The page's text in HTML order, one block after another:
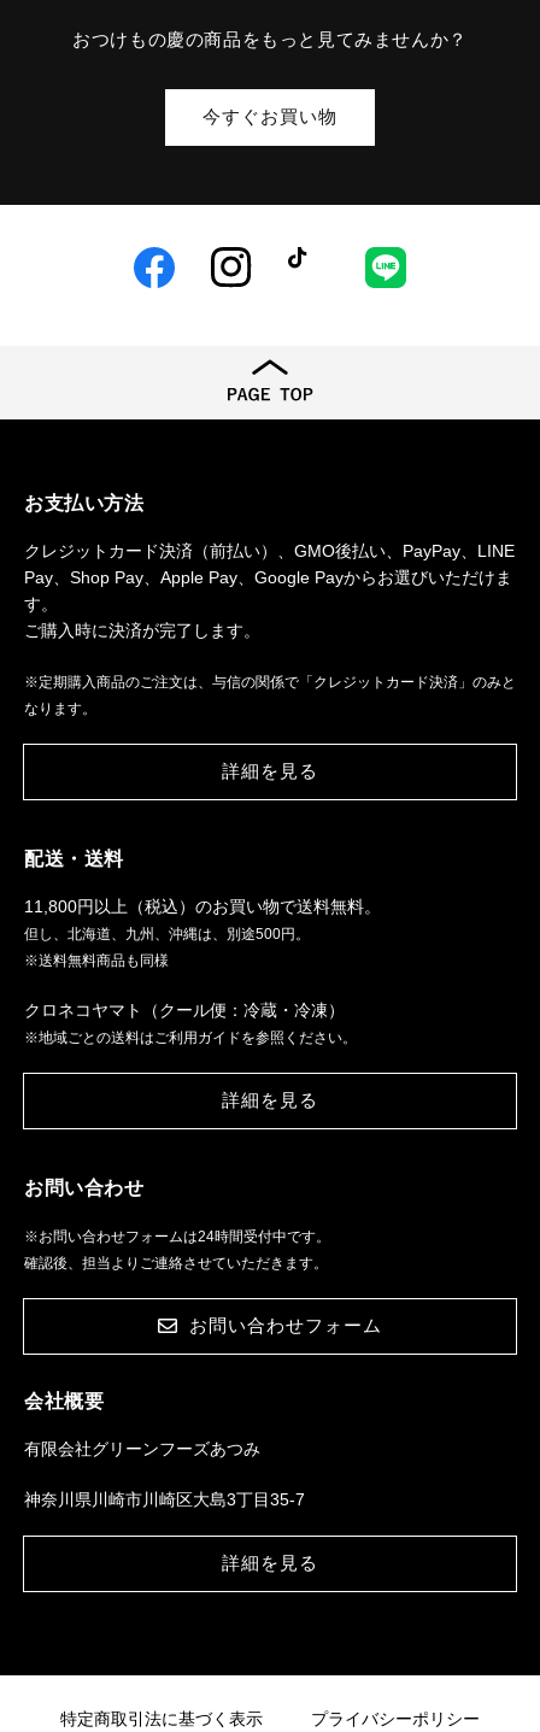
おつけもの慶の商品をもっと見てみませんか？
今すぐお買い物
FacebookInstagram LINE
お支払い方法
クレジットカード決済（前払い）、GMO後払い、PayPay、LINE
Pay、Shop Pay、Apple Pay、Google Payからお選びいただけま
す。
ご購入時に決済が完了します。
※定期購入商品のご注文は、与信の関係で「クレジットカード決済」のみと
なります。
詳細を見る
配送・送料
11,800円以上（税込）のお買い物で送料無料。
但し、北海道、九州、沖縄は、別途500円。
※送料無料商品も同様
クロネコヤマト（クール便：冷蔵・冷凍）
※地域ごとの送料はご利用ガイドを参照ください。
詳細を見る
お問い合わせ
※お問い合わせフォームは24時間受付中です。
確認後、担当よりご連絡させていただきます。
お問い合わせフォーム
会社概要
有限会社グリーンフーズあつみ
神奈川県川崎市川崎区大島3丁目35-7
詳細を見る
特定商取引法に基づく表示 プライバシーポリシー